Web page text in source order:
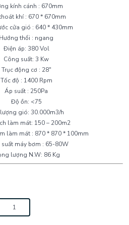
kính cánh : 670mm
khí : 670 * 670mm
cửa gió : 640 * 430mm
Hướng thổi : ngang
Điện áp: 380 Vol
Công suất: 3 Kw
Trục động cơ : 28″
Tốc độ : 1400 Rpm
Áp suất : 250Pa
Độ ồn: <75
gió: 30.000m3/h
làm mát: 150 – 200m2
làm mát : 870 * 870 * 100mm
suất máy bơm : 65-80W
lượng N.W: 86 Kg